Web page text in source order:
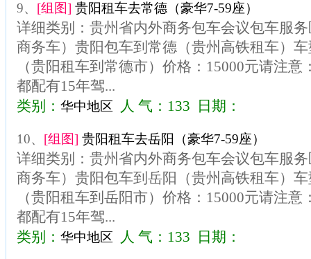
9、 [组图] 贵阳租车去常德（豪华7-59座）
详细类别：贵州省内外商务包车会议包车服
商务车）贵阳包车到常德（贵州高铁租车）
（贵阳租车到常德市）价格：15000元请注
都配有15年驾...
类别： 华中地区 人 气：133 日期：
10、 [组图] 贵阳租车去岳阳（豪华7-59座）
详细类别：贵州省内外商务包车会议包车服
商务车）贵阳包车到岳阳（贵州高铁租车）
（贵阳租车到岳阳市）价格：15000元请注
都配有15年驾...
类别： 华中地区 人 气：133 日期：